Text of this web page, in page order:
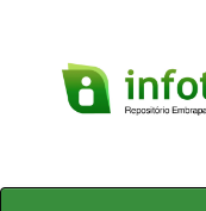
Skip